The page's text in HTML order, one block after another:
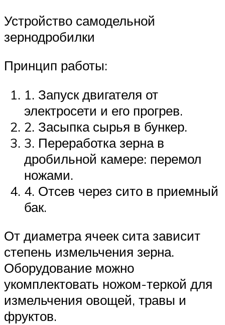
Устройство самодельной
зернодробилки
Принцип работы:
1. Запуск двигателя от
электросети и его прогрев.
2. Засыпка сырья в бункер.
3. Переработка зерна в
дробильной камере: перемол
ножами.
4. Отсев через сито в приемный
бак.
От диаметра ячеек сита зависит
степень измельчения зерна.
Оборудование можно
укомплектовать ножом-теркой для
измельчения овощей, травы и
фруктов.